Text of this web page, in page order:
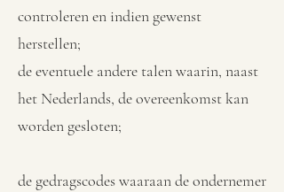
controleren en indien gewenst
herstellen;
de eventuele andere talen waarin, naast
het Nederlands, de overeenkomst kan
worden gesloten;
de gedragscodes waaraan de ondernemer